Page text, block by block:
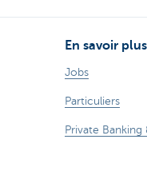
En savoir plus
Jobs
Particuliers
Private Banking